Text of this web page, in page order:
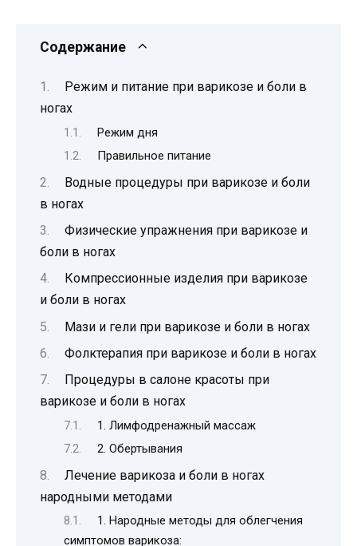
Содержание
Режим и питание при варикозе и боли в
ногах
Режим дня
Правильное питание
Водные процедуры при варикозе и боли
в ногах
Физические упражнения при варикозе и
боли в ногах
Компрессионные изделия при варикозе
и боли в ногах
Мази и гели при варикозе и боли в ногах
Фолктерапия при варикозе и боли в ногах
Процедуры в салоне красоты при
варикозе и боли в ногах
1. Лимфодренажный массаж
2. Обертывания
Лечение варикоза и боли в ногах
народными методами
1. Народные методы для облегчения
симптомов варикоза: